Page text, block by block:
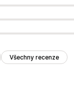
Všechny recenze